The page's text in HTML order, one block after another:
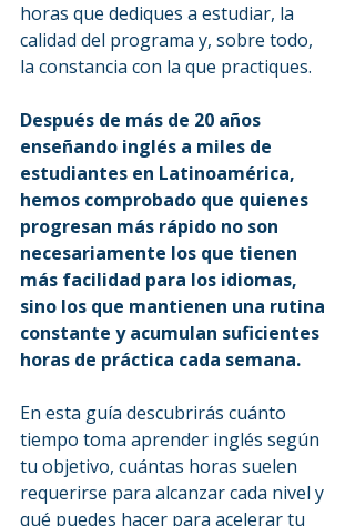
horas que dediques a estudiar, la
calidad del programa y, sobre todo,
la constancia con la que practiques.
Después de más de 20 años
enseñando inglés a miles de
estudiantes en Latinoamérica,
hemos comprobado que quienes
progresan más rápido no son
necesariamente los que tienen
más facilidad para los idiomas,
sino los que mantienen una rutina
constante y acumulan suficientes
horas de práctica cada semana.
En esta guía descubrirás cuánto
tiempo toma aprender inglés según
tu objetivo, cuántas horas suelen
requerirse para alcanzar cada nivel y
qué puedes hacer para acelerar tu